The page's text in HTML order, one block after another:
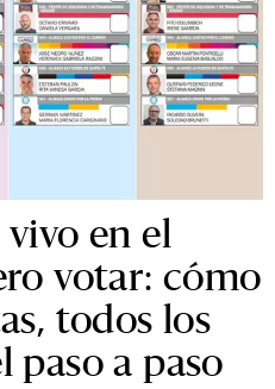
en el
votar: cómo
todos los
paso a paso